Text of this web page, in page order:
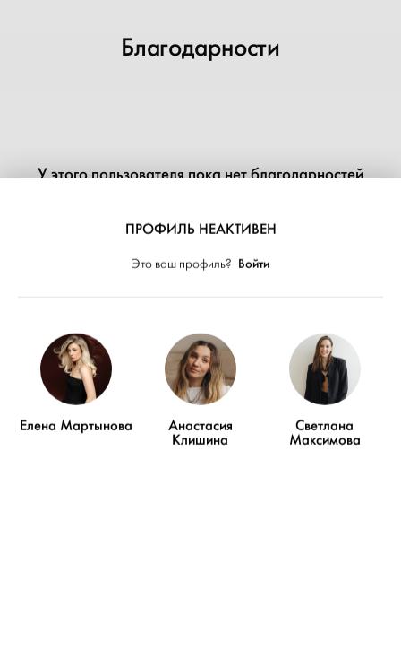
Благодарности
У этого пользователя пока нет благодарностей
Статьи
ПРОФИЛЬ НЕАКТИВЕН
Это ваш профиль? Войти
Елена Мартынова
Анастасия
Клишина
Светлана
Максимова